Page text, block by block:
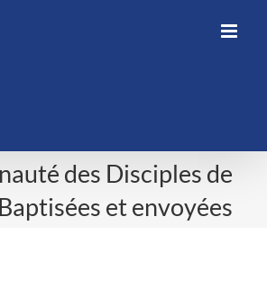
des Disciples de
et envoyées